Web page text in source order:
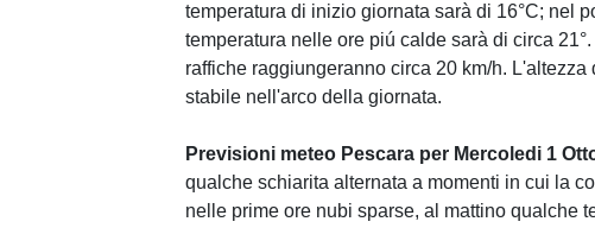
temperatura di inizio giornata sarà di 16°C; nel
temperatura nelle ore piú calde sarà di circa
raffiche raggiungeranno circa 20 km/h.
stabile nell'arco della giornata.
Previsioni meteo Pescara per Mercoledi 1
qualche schiarita alternata a momenti in cui la
nelle prime ore nubi sparse, al mattino qualche